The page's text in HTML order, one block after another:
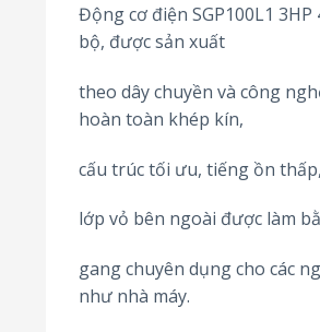
Động cơ điện SGP100L1 3HP
bộ, được sản xuất
theo dây chuyền và công
hoàn toàn khép kín,
cấu trúc tối ưu, tiếng ồn
lớp vỏ bên ngoài được làm
gang chuyên dụng cho các
như nhà máy.